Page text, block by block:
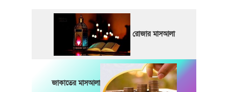
রোজার মাসআলা
জাকাতের মাসআলা